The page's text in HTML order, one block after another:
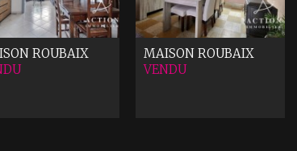
ROUBAIX
MAISON ROUBAIX
VENDU